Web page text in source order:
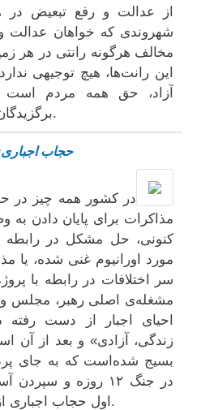
از عدالت و رفع تبعیض در
شهروندی که خواهان عدالت
مخالف هرگونه رانتی در هر
این رانت‌ها، هیچ توجیهی
آزاد، حق همه مردم
برگزیدگان و وابستگان به حکومت.
«حجاب
در کشور همه چیز در
مذاکرات برای پایان دادن
کنونی، حل مشکل در رابطه
مورد اورانیوم غنی شده، یا
سر اختلافات در رابطه با
مشغله‌ی اصلی رهبر، مجلس
احیای اجبار از دست
زندگی، آزادی» و بعد از آن
بسیج شده‌است که به جای
در جنگ ۱۲ روزه و
اول حجاب اجباری از دست رفته را زنده‌کنند.